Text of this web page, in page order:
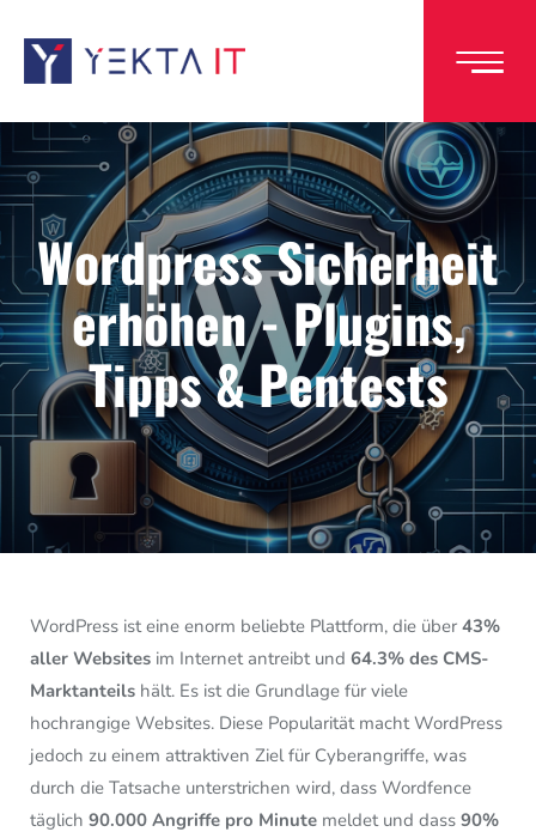
Wordpress Sicherheit
erhöhen - Plugins,
Tipps & Pentests
WordPress ist eine enorm beliebte Plattform, die über 43%
aller Websites im Internet antreibt und 64.3% des CMS-
Marktanteils hält. Es ist die Grundlage für viele
hochrangige Websites. Diese Popularität macht WordPress
jedoch zu einem attraktiven Ziel für Cyberangriffe, was
durch die Tatsache unterstrichen wird, dass Wordfence
täglich 90.000 Angriffe pro Minute meldet und dass 90%